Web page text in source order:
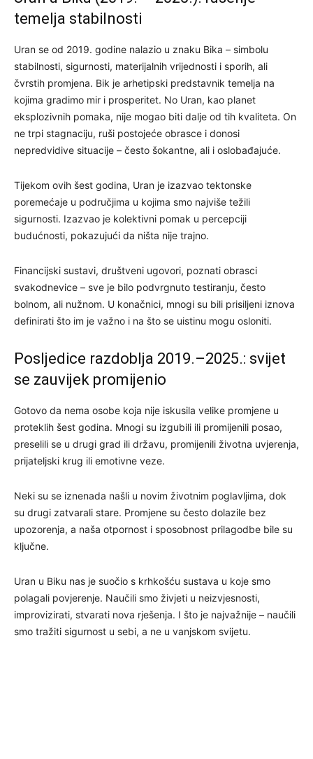
temelja stabilnosti
Uran se od 2019. godine nalazio u znaku Bika – simbolu
stabilnosti, sigurnosti, materijalnih vrijednosti i sporih, ali
čvrstih promjena. Bik je arhetipski predstavnik temelja na
kojima gradimo mir i prosperitet. No Uran, kao planet
eksplozivnih pomaka, nije mogao biti dalje od tih kvaliteta. On
ne trpi stagnaciju, ruši postojeće obrasce i donosi
nepredvidive situacije – često šokantne, ali i oslobađajuće.
Tijekom ovih šest godina, Uran je izazvao tektonske
poremećaje u područjima u kojima smo najviše težili
sigurnosti. Izazvao je kolektivni pomak u percepciji
budućnosti, pokazujući da ništa nije trajno.
Financijski sustavi, društveni ugovori, poznati obrasci
svakodnevice – sve je bilo podvrgnuto testiranju, često
bolnom, ali nužnom. U konačnici, mnogi su bili prisiljeni iznova
definirati što im je važno i na što se uistinu mogu osloniti.
Posljedice razdoblja 2019.–2025.: svijet
se zauvijek promijenio
Gotovo da nema osobe koja nije iskusila velike promjene u
proteklih šest godina. Mnogi su izgubili ili promijenili posao,
preselili se u drugi grad ili državu, promijenili životna uvjerenja,
prijateljski krug ili emotivne veze.
Neki su se iznenada našli u novim životnim poglavljima, dok
su drugi zatvarali stare. Promjene su često dolazile bez
upozorenja, a naša otpornost i sposobnost prilagodbe bile su
ključne.
Uran u Biku nas je suočio s krhkošću sustava u koje smo
polagali povjerenje. Naučili smo živjeti u neizvjesnosti,
improvizirati, stvarati nova rješenja. I što je najvažnije – naučili
smo tražiti sigurnost u sebi, a ne u vanjskom svijetu.